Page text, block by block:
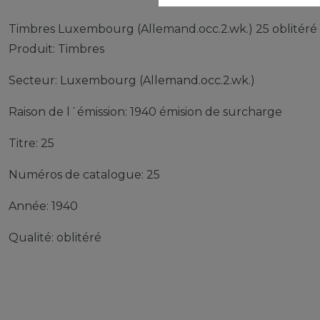
Timbres Luxembourg (Allemand.occ.2.wk.) 25
Produit: Timbres
Secteur: Luxembourg (Allemand.occ.2.wk.)
Raison de l´émission: 1940 émision de surcharge
Titre: 25
Numéros de catalogue: 25
Année: 1940
Qualité: oblitéré